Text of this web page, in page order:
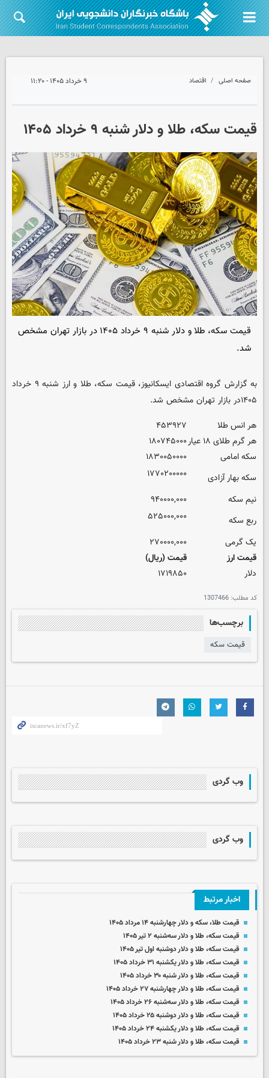
صفحه اصلی اقتصاد ۹ خرداد ۱۴۰۵ - ۱۱:۲۰
قیمت سکه، طلا و دلار شنبه ۹ خرداد ۱۴۰۵
قیمت سکه، طلا و دلار شنبه ۹ خرداد ۱۴۰۵ در بازار تهران مشخص
شد.
به گزارش گروه اقتصادی ایسکانیوز، قیمت سکه، طلا و ارز شنبه ۹ خرداد
۱۴۰۵در بازار تهران مشخص شد.
هر انس طلا
۴۵۳۹۲۷
هر گرم طلای ۱۸ عیار
۱۸۰۷۴۵۰۰۰
سکه امامی
۱۸۳۰۰۵۰۰۰۰
سکه بهار آزادی
۱۷۷۰۲۰۰۰۰۰
نیم سکه
۹۴۰۰۰۰,۰۰۰
ربع سکه
۵۲۵۰۰۰,۰۰۰
یک گرمی
۲۷۰۰۰۰,۰۰۰
قیمت ارز
قیمت (ریال)
دلار
۱۷۱۹۸۵۰
کد مطلب: 1307466
برچسب‌ها
قیمت سکه
وب گردی
وب گردی
اخبار مرتبط
قیمت طلا، سکه و دلار چهارشنبه ۱۴ مرداد ۱۴۰۵
قیمت سکه، طلا و دلار سه‌شنبه ۲ تیر ۱۴۰۵
قیمت سکه، طلا و دلار دوشنبه اول تیر ۱۴۰۵
قیمت سکه، طلا و دلار یکشنبه ۳۱ خرداد ۱۴۰۵
قیمت سکه، طلا و دلار شنبه ۳۰ خرداد ۱۴۰۵
قیمت سکه، طلا و دلار چهارشنبه ۲۷ خرداد ۱۴۰۵
قیمت سکه، طلا و دلار سه‌شنبه ۲۶ خرداد ۱۴۰۵
قیمت سکه، طلا و دلار دوشنبه ۲۵ خرداد ۱۴۰۵
قیمت سکه، طلا و دلار یکشنبه ۲۴ خرداد ۱۴۰۵
قیمت سکه، طلا و دلار شنبه ۲۳ خرداد ۱۴۰۵